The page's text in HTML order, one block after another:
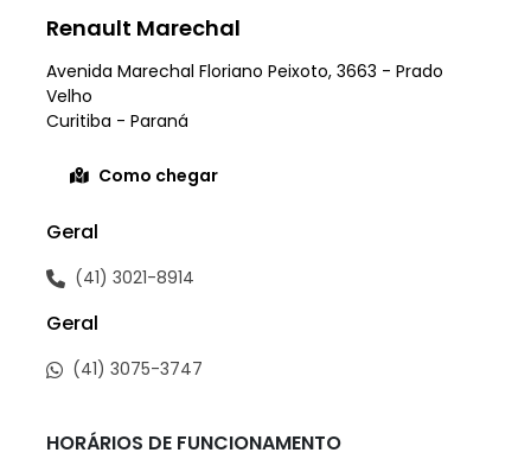
Renault Marechal
Avenida Marechal Floriano Peixoto, 3663 - Prado
Velho
Curitiba - Paraná
Como chegar
Geral
(41) 3021-8914
Geral
(41) 3075-3747
HORÁRIOS DE FUNCIONAMENTO